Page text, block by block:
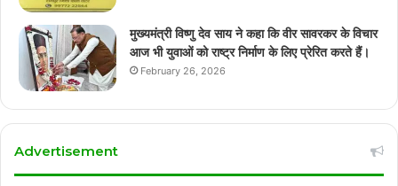
मुख्यमंत्री विष्णु देव साय ने कहा कि वीर सावरकर के विचार
आज भी युवाओं को राष्ट्र निर्माण के लिए प्रेरित करते हैं।
February 26, 2026
Advertisement